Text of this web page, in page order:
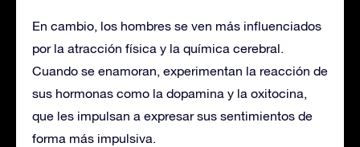
En cambio, los hombres se ven más influenciados
por la atracción física y la química cerebral.
Cuando se enamoran, experimentan la reacción de
sus hormonas como la dopamina y la oxitocina,
que les impulsan a expresar sus sentimientos de
forma más impulsiva.